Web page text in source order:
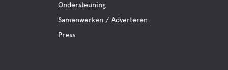
Ondersteuning
Samenwerken / Adverteren
Press